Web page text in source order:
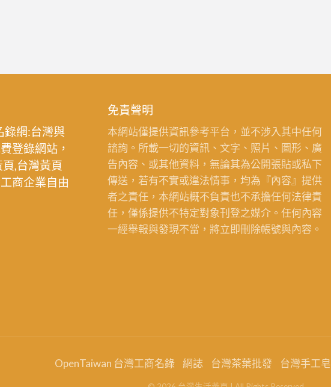
錄網:台灣與
登錄網站，
,台灣黃頁
商企業自由
免責聲明
本網站僅提供資訊參考平台，並不涉入其中任何
諮詢。所載一切的資訊、文字、照片、圖形、廣
告內容、或其他資料，無論其為公開張貼或私下
傳送，若有不實或違法情事，均為『內容』提供
者之責任，本網站概不負責也不承擔任何法律責
任，僅係提供不特定對象刊登之媒介。任何內容
一經舉報與發現不當，將立即刪除帳號與內容。
OpenTaiwan 台灣工商名錄 網誌 台灣茶葉批發 台灣手工皂